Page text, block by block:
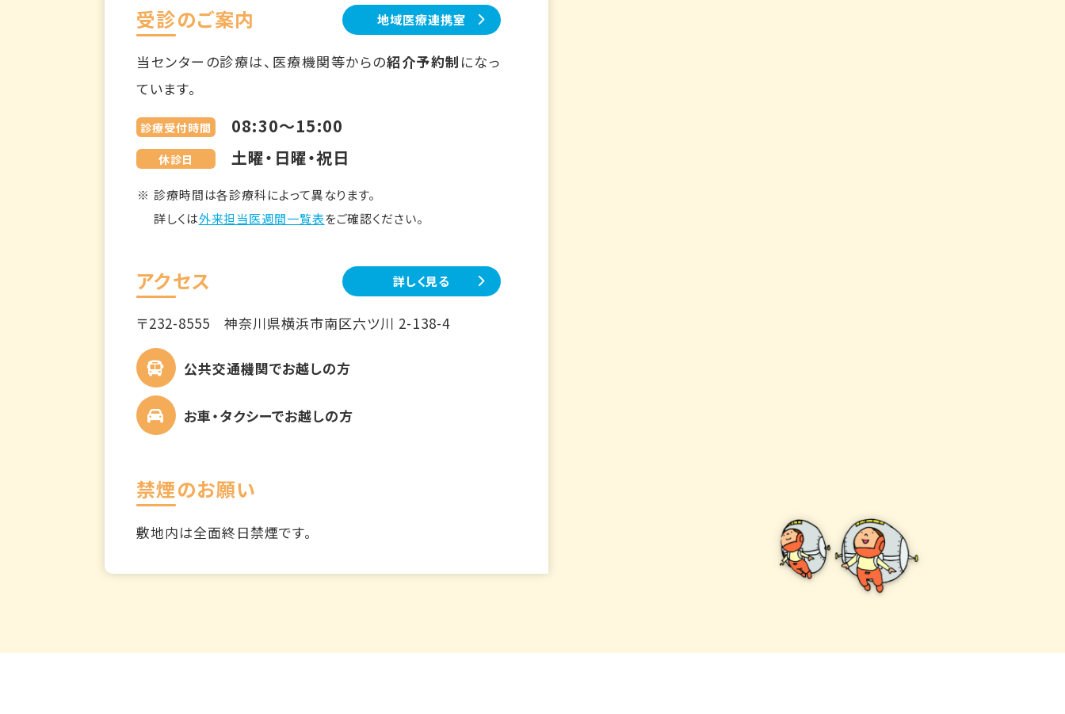
受診のご案内 地域医療連携室
当センターの診療は、医療機関等からの紹介予約制 になっ
ています。
診療受付時間 08:30～15:00
休診日 土曜・日曜・祝日
診療時間は各診療科によって異なります。
詳しくは外来担当医週間一覧表をご確認ください。
アクセス 詳しく見る
〒232-8555神奈川県横浜市南区六ツ川 2-138-4
公共交通機関でお越しの方
お車・タクシーでお越しの方
禁煙のお願い
敷地内は全面終日禁煙です。